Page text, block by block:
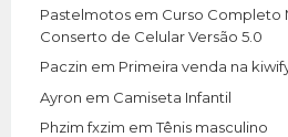
Pastelmotos em Curso Completo
Conserto de Celular Versão 5.0
Paczin em Primeira venda na
Ayron em Camiseta Infantil
Phzim fxzim emTênis masculino